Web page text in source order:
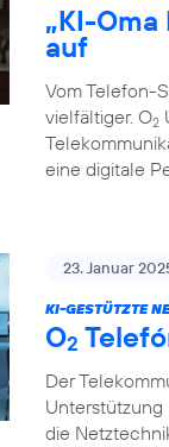
„KI-
auf
Vom Telefon-
vielfältiger. O2
eine digitale
23. Januar
KI-GESTÜTZTE
O2
Der
Unterstützung
die